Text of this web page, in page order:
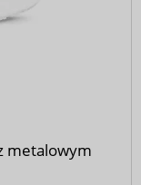
metalowym